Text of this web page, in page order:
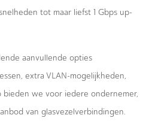
tot maar liefst 1 Gbps up-
aanvullende opties
extra VLAN-mogelijkheden,
bieden we voor iedere ondernemer,
van glasvezelverbindingen.